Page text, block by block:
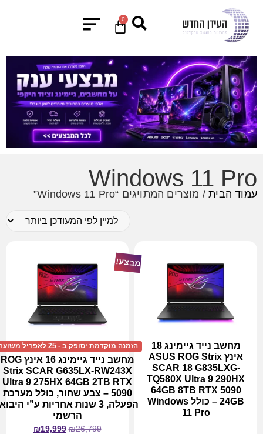
0
Windows 11 Pro
עמוד הבית/ מוצרים המתויגים “Windows 11 Pro”
מחשב נייד גיימינג 18
אינץ ASUS ROG Strix
SCAR 18 G835LXG-
TQ580X Ultra 9 290HX
64GB 8TB RTX 5090
24GB – כולל Windows
11 Pro
מבצע!
הזמנה מוקדמת יסופק ב - 25 לאפריל משוער!
מחשב נייד גיימינג 16 אינץ ROG
Strix SCAR G635LX-RW243X
Ultra 9 275HX 64GB 2TB RTX
5090 – צבע שחור, כולל מערכת
הפעלה, 3 שנות אחריות ע”י
הרשמי
₪26,799
₪19,999